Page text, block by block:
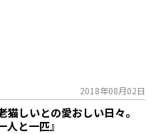
2018年08月02日
猫しいとの愛おしい日々。
と一匹』